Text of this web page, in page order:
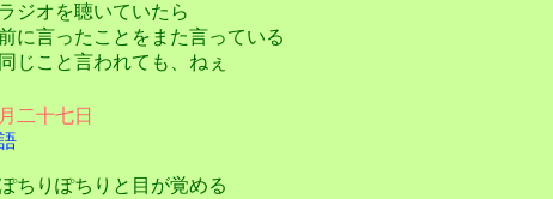
ジオを聴いていたら
に言ったことをまた言っている
じこと言われても、ねぇ
二十七日
ちりぽちりと目が覚める